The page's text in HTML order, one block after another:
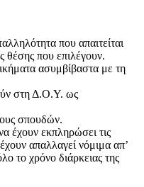
που απαιτείται
θέσης που επιλέγουν.
ασυμβίβαστα με τη
στη Δ.Ο.Υ. ως
σπουδών.
έχουν εκπληρώσει τις
απαλλαγεί νόμιμα απ’
το χρόνο διάρκειας της